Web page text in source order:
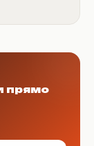
прямо